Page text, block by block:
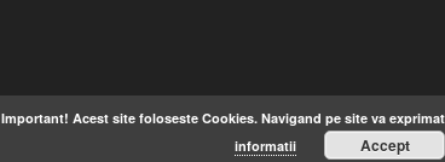
Important! Acest site foloseste Cookies. Navigand pe site va
informatii
Accept